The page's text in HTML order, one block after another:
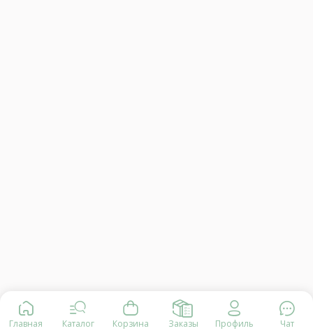
Главная Каталог Корзина Заказы Профиль Чат